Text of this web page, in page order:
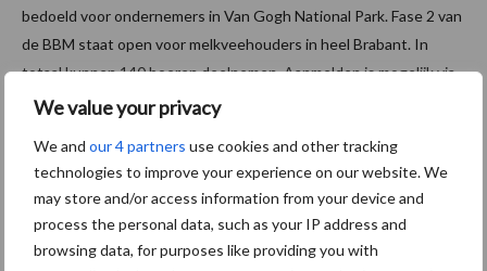
We value your privacy
We and our 4 partners use cookies and other tracking
technologies to improve your experience on our website. We
may store and/or access information from your device and
process the personal data, such as your IP address and
browsing data, for purposes like providing you with
bedoeld voor ondernemers in Van Gogh National Park. Fase 2 van
de BBM staat open voor melkveehouders in heel Brabant. In
totaal kunnen 140 boeren deelnemen. Aanmelden is mogelijk via
de collectieven agrarisch natuurbeheer:
Bron:ZLTO
Aanbevolen voor jou!
Grondstoffenmarkt blijft